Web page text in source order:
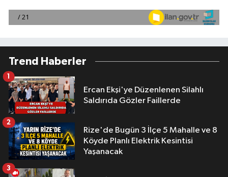
Trend Haberler
Ercan Ekşi'ye Düzenlenen Silahlı
Saldırıda Gözler Faillerde
1
Rize'de Bugün 3 İlçe 5 Mahalle ve 8
Köyde Planlı Elektrik Kesintisi
Yaşanacak
2
3